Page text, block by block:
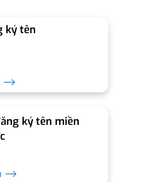
ký tên
⟶
ký tên miền
⟶